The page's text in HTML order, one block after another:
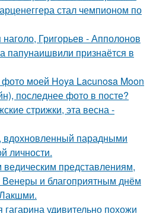
стал чемпионом по
Григорьев - Апполонов
папунаишвили признаётся в
фото моей Hoya Lacunosa Moon
последнее фото в посте?
стрижки, эта весна -
вдохновленный парадными
личности.
представлениям,
Венеры и благоприятным днём
удивительно похожи